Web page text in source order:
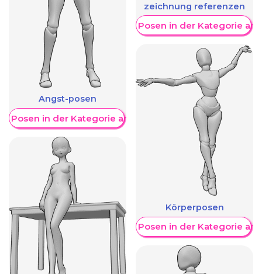
Angst-posen
Posen in der Kategorie anzeigen
zeichnung referenzen
Weitere Posen in der Kategorie
Körperposen
Weitere Posen in der Kategorie